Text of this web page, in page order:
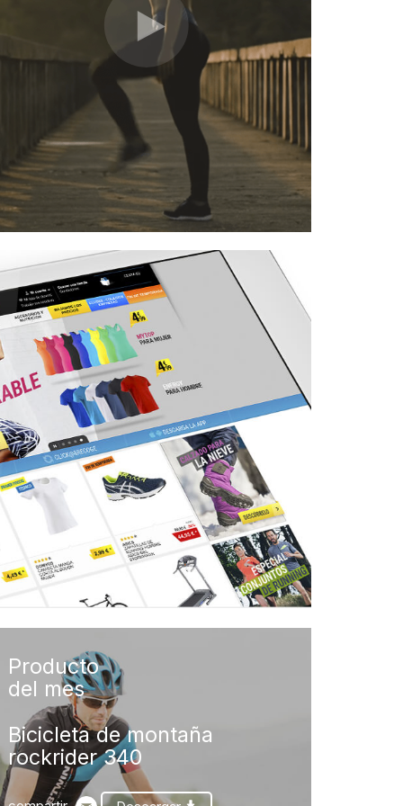
Producto
del mes
Bicicleta de montaña
rockrider 340